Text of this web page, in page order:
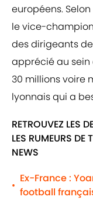
européens.
le vice-
des dirigeants de
apprécié au sein
30 millions voire
lyonnais qui a
RETROUVEZ LES
LES RUMEURS DE
NEWS
•
Ex-France :
football